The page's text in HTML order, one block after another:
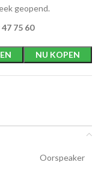
geopend.
47 75 60
NU KOPEN
Oorspeaker